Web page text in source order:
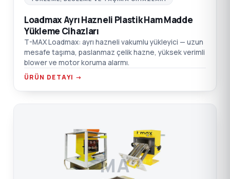
Loadmax Ayrı Hazneli Plastik Ham Madde
Yükleme Cihazları
T-MAX Loadmax: ayrı hazneli vakumlu yükleyici — uzun
mesafe taşıma, paslanmaz çelik hazne, yüksek verimli
blower ve motor koruma alarmı.
ÜRÜN DETAYI →
MA